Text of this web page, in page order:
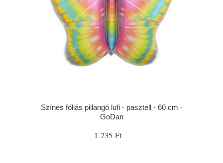
Színes fóliás pillangó lufi - pasztell - 60 cm -
GoDan
1 235 Ft